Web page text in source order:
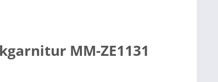
MM-ZE1131